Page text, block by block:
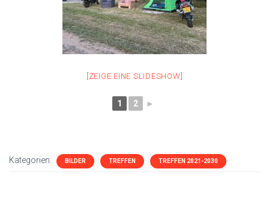
[ZEIGE EINE SLIDESHOW]
1 2 ►
Kategorien: BILDER TREFFEN TREFFEN 2021-2030